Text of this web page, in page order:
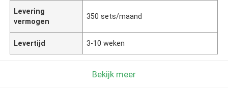
Levering
vermogen
350 sets/maand
Levertijd 3-10 weken
Bekijk meer